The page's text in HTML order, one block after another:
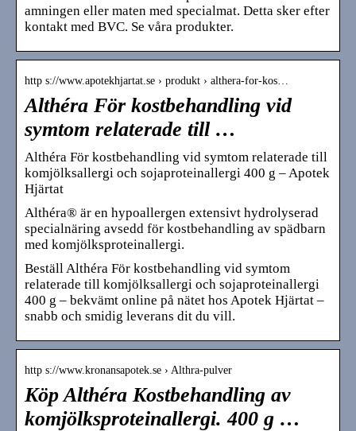
amningen eller maten med specialmat. Detta sker efter
kontakt med BVC. Se våra produkter.
http s://www.apotekhjartat.se › produkt › althera-for-kos…
Althéra För kostbehandling vid
symtom relaterade till …
Althéra För kostbehandling vid symtom relaterade till
komjölksallergi och sojaproteinallergi 400 g – Apotek
Hjärtat
Althéra® är en hypoallergen extensivt hydrolyserad
specialnäring avsedd för kostbehandling av spädbarn
med komjölksproteinallergi.
Beställ Althéra För kostbehandling vid symtom
relaterade till komjölksallergi och sojaproteinallergi
400 g – bekvämt online på nätet hos Apotek Hjärtat –
snabb och smidig leverans dit du vill.
http s://www.kronansapotek.se › Althra-pulver
Köp Althéra Kostbehandling av
komjölksproteinallergi. 400 g …